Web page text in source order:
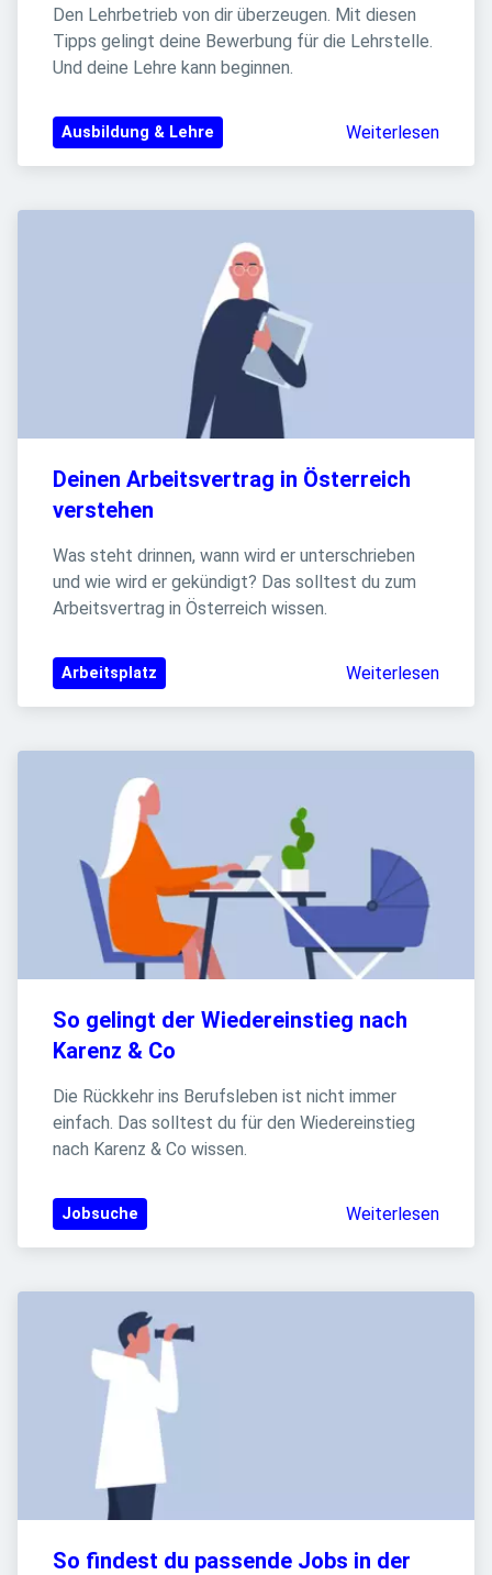
Den Lehrbetrieb von dir überzeugen. Mit diesen
Tipps gelingt deine Bewerbung für die Lehrstelle.
Und deine Lehre kann beginnen.
Ausbildung & Lehre Weiterlesen
Deinen Arbeitsvertrag in Österreich
verstehen
Was steht drinnen, wann wird er unterschrieben
und wie wird er gekündigt? Das solltest du zum
Arbeitsvertrag in Österreich wissen.
Arbeitsplatz Weiterlesen
So gelingt der Wiedereinstieg nach
Karenz & Co
Die Rückkehr ins Berufsleben ist nicht immer
einfach. Das solltest du für den Wiedereinstieg
nach Karenz & Co wissen.
Jobsuche Weiterlesen
So findest du passende Jobs in der